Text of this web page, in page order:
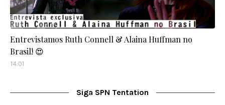
Entrevistamos Ruth Connell & Alaina Huffman no
Brasil! 😍
14:01
Siga SPN Tentation